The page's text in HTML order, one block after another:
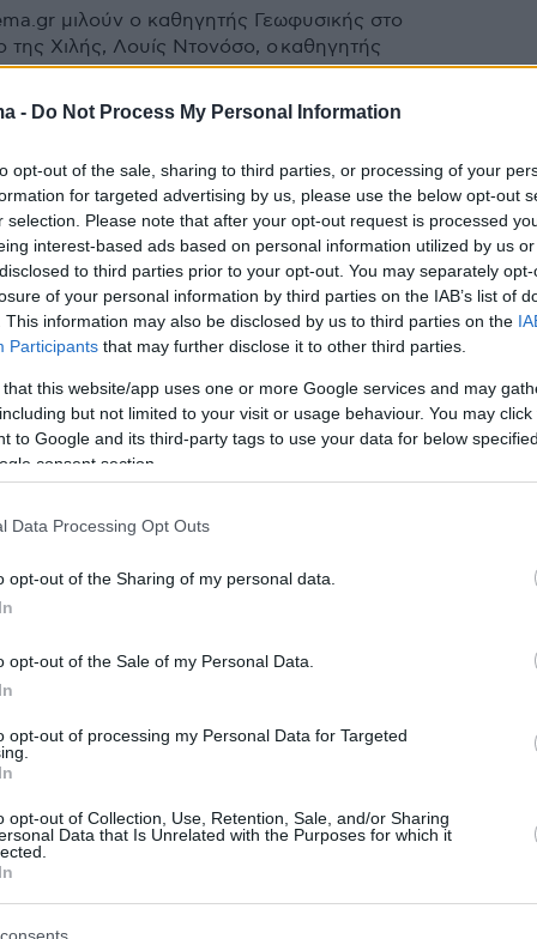
- Do Not Process My Personal Information
opt-out of the sale, sharing to third parties, or processing of your
for targeted advertising by us, please use the below opt-out
selection. Please note that after your opt-out request is processed
interest-based ads based on personal information utilized by us
to third parties prior to your opt-out. You may separately
of your personal information by third parties on the IAB’s list of
This information may also be disclosed by us to third parties on the
Participants that may further disclose it to other third parties.
that this website/app uses one or more Google services and may
but not limited to your visit or usage behaviour. You may
to Google and its third-party tags to use your data for below
consent section.
Data Processing Opt Outs
opt-out of the Sharing of my personal data.
opt-out of the Sale of my Personal Data.
opt-out of processing my Personal Data for Targeted
opt-out of Collection, Use, Retention, Sale, and/or Sharing
Data that Is Unrelated with the Purposes for which it
μιλούν ο καθηγητής Γεωφυσικής στο
της Χιλής, Λουίς Ντονόσο, ο καθηγητής
στο Πανεπιστήμιο του Μάντσεστερ, Μάικ
ειδικοί
4,8 Ρίχτερ στην κεντρική
δυτικά - βορειοδυτικά του Γκαζιαντέπ το
εστιακό βάθος στα 10 χιλιόμετρα, σύμφωνα με το
1
Σεισμός 6,8 Ρίχτερ στα
η προειδοποίηση για
(βίντεο)
3,6 Ρίχτερ στα Δερβενοχώρια
σε όλη την Αθήνα
ήταν μόλις 2 χιλιόμετρα, σύμφωνα με το
Ινστιτούτο - Προηγήθηκε δόνηση 3,1 Ρίχτερ από